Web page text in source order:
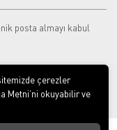
posta almayı kabul
çerezler
Metni’ni okuyabilir ve